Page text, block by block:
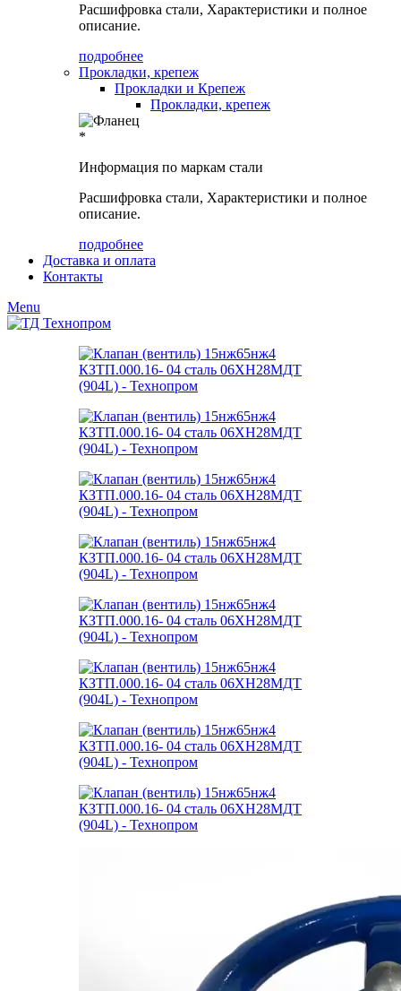
Расшифровка стали, Характеристики и полное
описание.
подробнее
Прокладки, крепеж
Прокладки и Крепеж
Прокладки, крепеж
*
Информация по маркам стали
Расшифровка стали, Характеристики и полное
описание.
подробнее
Доставка и оплата
Контакты
Menu